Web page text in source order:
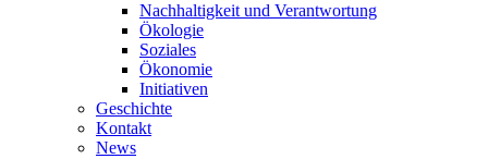
Nachhaltigkeit und Verantwortung
Ökologie
Soziales
Ökonomie
Initiativen
Geschichte
Kontakt
News